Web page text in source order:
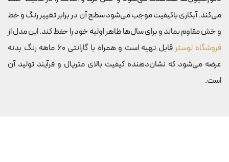
می‌کند. آبکاری باکیفیت موجب می‌شود سطح آن در برابر تغییر رنگ و خط
و خش مقاوم بماند و برای سال‌ها ظاهر اولیه خود را حفظ کند. این مدل از
فروشگاه لوستر
قابل تهیه است و همراه با گارانتی 60 ماهه رنگ بدنه
عرضه می‌شود که نشان‌دهنده کیفیت بالای متریال و فرآیند تولید آن
است.